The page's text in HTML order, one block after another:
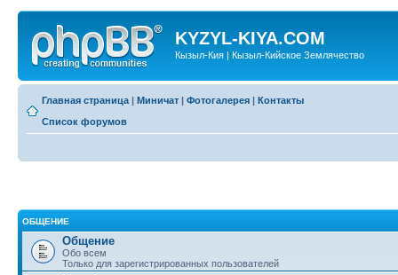
KYZYL-KIYA.COM
Кызыл-Кия | Кызыл-Кийское Землячество
Главная страница | Миничат | Фотогалерея | Контакты
Список форумов
ОБЩЕНИЕ
Общение
Обо всем
Только для зарегистрированных пользователей